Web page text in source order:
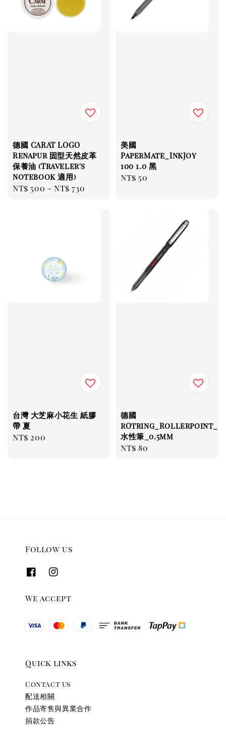
德國 CARAT LOGO
Renapur 固型天然皮革
保養油 (Traveler's
notebook 適用)
Regular
NT$ 500 -NT$ 730
美國
PaperMate_InkJoy
100 1.0 黑
Regular
NT$ 50
台灣 大芝麻小花生 紙膠
帶 夏
Regular
NT$ 200
德國
rOtring_Rollerpoint_
水性筆_0.5mm
Regular
NT$ 80
Follow us
We accept
Quick links
Contact us
配送相關
作品寄售與異業合作
捐款公告